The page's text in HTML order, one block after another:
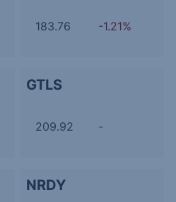
183.76 -1.21%
GTLS
209.92 -
NRDY